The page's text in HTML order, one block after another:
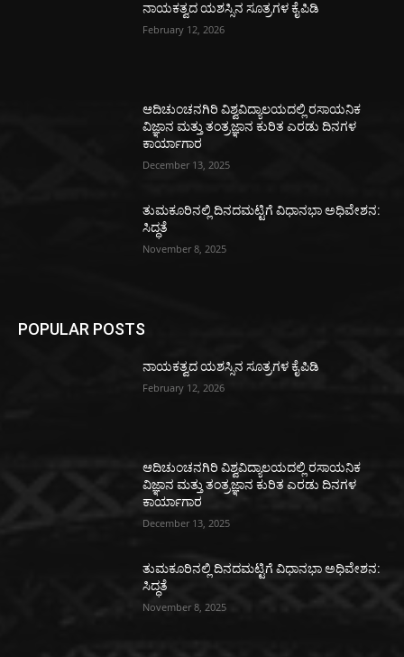
ನಾಯಕತ್ವದ ಯಶಸ್ಸಿನ ಸೂತ್ರಗಳ ಕೈಪಿಡಿ
February 12, 2026
ಆದಿಚುಂಚನಗಿರಿ ವಿಶ್ವವಿದ್ಯಾಲಯದಲ್ಲಿ ರಸಾಯನಿಕ
ವಿಜ್ಞಾನ ಮತ್ತು ತಂತ್ರಜ್ಞಾನ ಕುರಿತ ಎರಡು ದಿನಗಳ
ಕಾರ್ಯಾಗಾರ
December 13, 2025
ತುಮಕೂರಿನಲ್ಲಿ ದಿನದಮಟ್ಟಿಗೆ ವಿಧಾನಭಾ ಅಧಿವೇಶನ:
ಸಿದ್ಧತೆ
November 8, 2025
POPULAR POSTS
ನಾಯಕತ್ವದ ಯಶಸ್ಸಿನ ಸೂತ್ರಗಳ ಕೈಪಿಡಿ
February 12, 2026
ಆದಿಚುಂಚನಗಿರಿ ವಿಶ್ವವಿದ್ಯಾಲಯದಲ್ಲಿ ರಸಾಯನಿಕ
ವಿಜ್ಞಾನ ಮತ್ತು ತಂತ್ರಜ್ಞಾನ ಕುರಿತ ಎರಡು ದಿನಗಳ
ಕಾರ್ಯಾಗಾರ
December 13, 2025
ತುಮಕೂರಿನಲ್ಲಿ ದಿನದಮಟ್ಟಿಗೆ ವಿಧಾನಭಾ ಅಧಿವೇಶನ:
ಸಿದ್ಧತೆ
November 8, 2025